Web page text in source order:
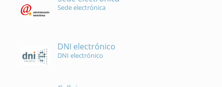
Sede electrónica
DNI electrónico
DNI electrónico